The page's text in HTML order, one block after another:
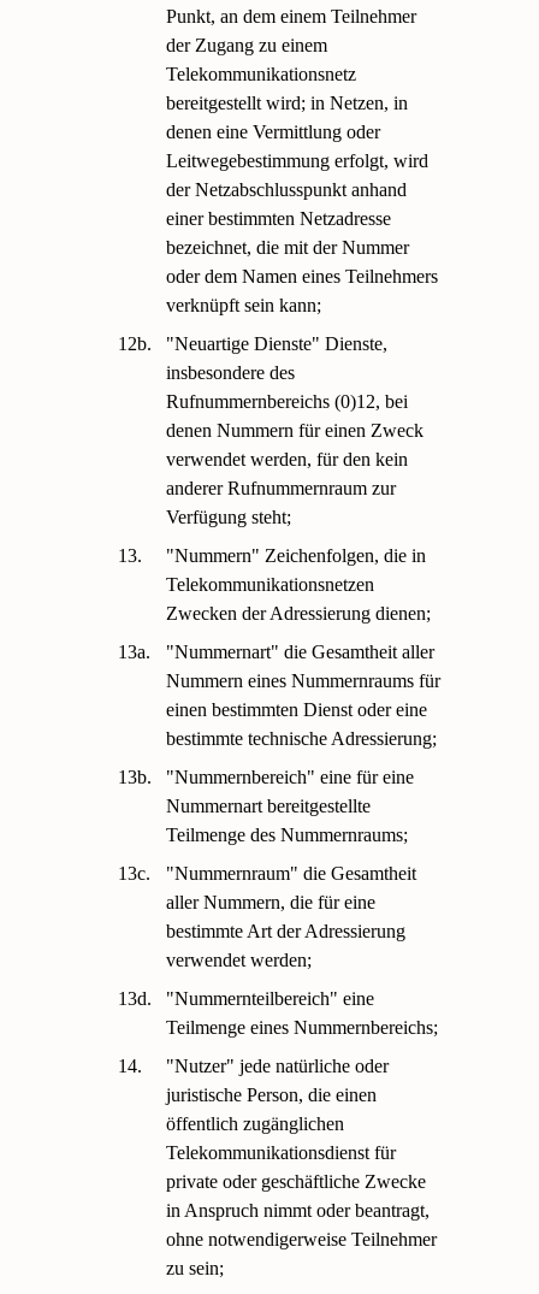
Punkt, an dem einem Teilnehmer
der Zugang zu einem
Telekommunikationsnetz
bereitgestellt wird; in Netzen, in
denen eine Vermittlung oder
Leitwegebestimmung erfolgt, wird
der Netzabschlusspunkt anhand
einer bestimmten Netzadresse
bezeichnet, die mit der Nummer
oder dem Namen eines Teilnehmers
verknüpft sein kann;
12b.
"Neuartige Dienste" Dienste,
insbesondere des
Rufnummernbereichs (0)12, bei
denen Nummern für einen Zweck
verwendet werden, für den kein
anderer Rufnummernraum zur
Verfügung steht;
13.
"Nummern" Zeichenfolgen, die in
Telekommunikationsnetzen
Zwecken der Adressierung dienen;
13a.
"Nummernart" die Gesamtheit aller
Nummern eines Nummernraums für
einen bestimmten Dienst oder eine
bestimmte technische Adressierung;
13b.
"Nummernbereich" eine für eine
Nummernart bereitgestellte
Teilmenge des Nummernraums;
13c.
"Nummernraum" die Gesamtheit
aller Nummern, die für eine
bestimmte Art der Adressierung
verwendet werden;
13d.
"Nummernteilbereich" eine
Teilmenge eines Nummernbereichs;
14.
"Nutzer" jede natürliche oder
juristische Person, die einen
öffentlich zugänglichen
Telekommunikationsdienst für
private oder geschäftliche Zwecke
in Anspruch nimmt oder beantragt,
ohne notwendigerweise Teilnehmer
zu sein;